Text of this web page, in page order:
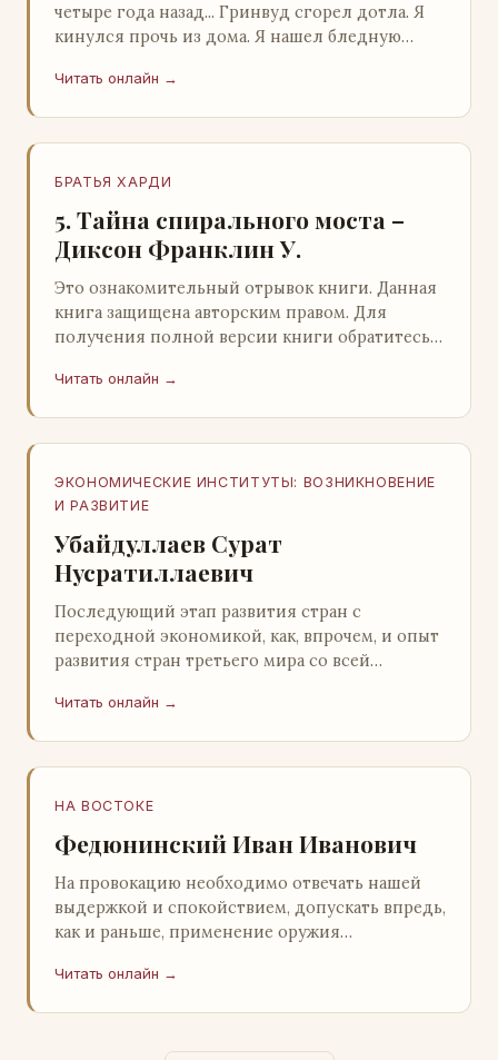
четыре года назад... Гринвуд сгорел дотла. Я
кинулся прочь из дома. Я нашел бледную
Читать онлайн →
БРАТЬЯ ХАРДИ
5. Тайна спирального моста –
Диксон Франклин У.
Это ознакомительный отрывок книги. Данная
книга защищена авторским правом. Для
получения полной версии книги обратитесь к
легального ко…
Читать онлайн →
ЭКОНОМИЧЕСКИЕ ИНСТИТУТЫ: ВОЗНИКНОВЕНИЕ
И РАЗВИТИЕ
Убайдуллаев Сурат
Нусратиллаевич
Последующий этап развития стран с
переходной экономикой, как, впрочем, и опыт
развития стран третьего мира со всей
ошибочность такого предс…
Читать онлайн →
НА ВОСТОКЕ
Федюнинский Иван Иванович
На провокацию необходимо отвечать нашей
выдержкой и спокойствием, допускать впредь,
как и раньше, применение оружия
самообороны о…
Читать онлайн →